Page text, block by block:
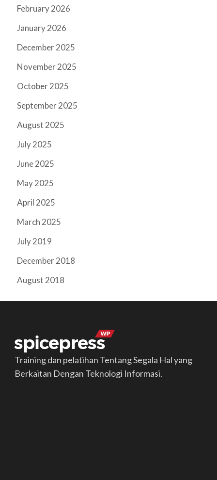
February 2026
January 2026
December 2025
November 2025
October 2025
September 2025
August 2025
July 2025
June 2025
May 2025
April 2025
March 2025
July 2019
December 2018
August 2018
Training dan pelatihan Tentang Segala Hal yang
Berkaitan Dengan Teknologi Informasi.